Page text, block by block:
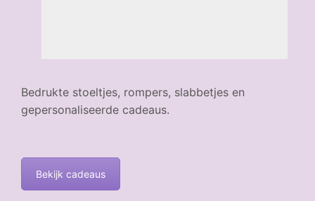
Bedrukte stoeltjes, rompers, slabbetjes en
gepersonaliseerde cadeaus.
Bekijk cadeaus